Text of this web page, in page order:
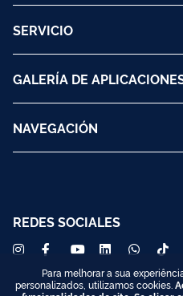
SERVICIO
GALERÍA DE
NAVEGACIÓN
REDES SOCIALES
Para melhorar a sua
personalizados, utilizamos cookies.